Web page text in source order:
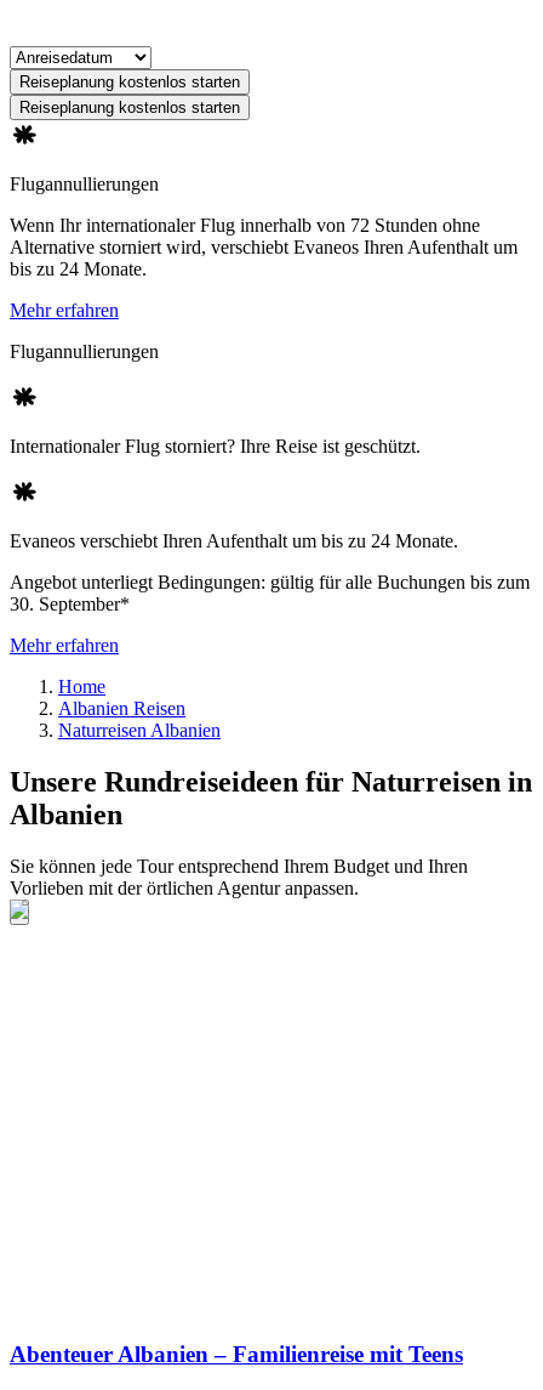
Reiseplanung kostenlos starten
Reiseplanung kostenlos starten
Flugannullierungen
Wenn Ihr internationaler Flug innerhalb von 72 Stunden ohne
Alternative storniert wird, verschiebt Evaneos Ihren Aufenthalt um
bis zu 24 Monate.
Mehr erfahren
Flugannullierungen
Internationaler Flug storniert? Ihre Reise ist geschützt.
Evaneos verschiebt Ihren Aufenthalt um bis zu 24 Monate.
Angebot unterliegt Bedingungen: gültig für alle Buchungen bis zum
30. September*
Mehr erfahren
Home
Albanien Reisen
Naturreisen Albanien
Unsere Rundreiseideen für Naturreisen in
Albanien
Sie können jede Tour entsprechend Ihrem Budget und Ihren
Vorlieben mit der örtlichen Agentur anpassen.
Abenteuer Albanien – Familienreise mit Teens